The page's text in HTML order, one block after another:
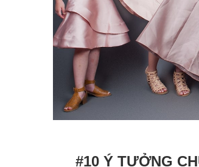
#10 Ý TƯỞNG